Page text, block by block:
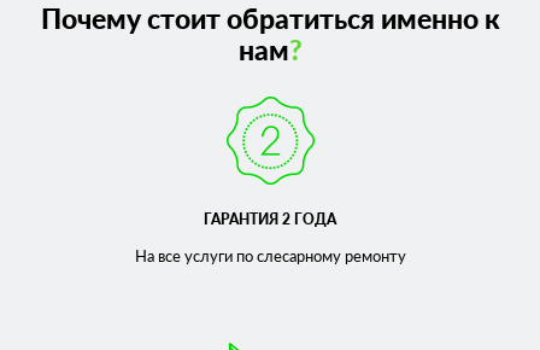
Почему стоит обратиться именно к
нам?
ГАРАНТИЯ 2 ГОДА
На все услуги по слесарномуремонту